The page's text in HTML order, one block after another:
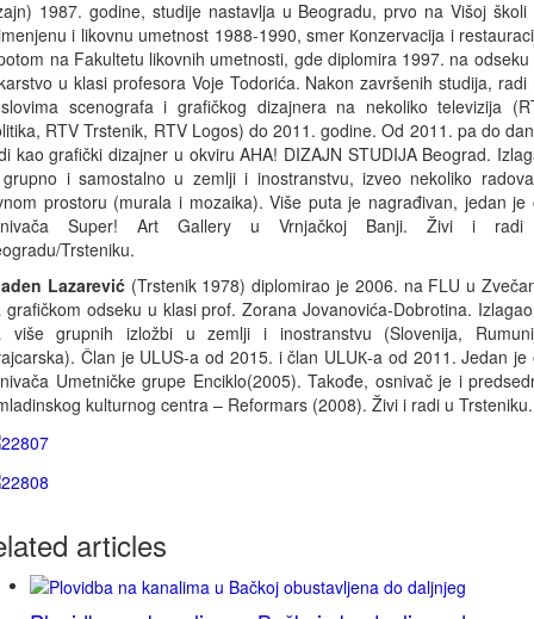
1987. godine, studije nastavlja u Beogradu, prvo na Višoj školi
i likovnu umetnost 1988-1990, smer Кonzervacija i
na Fakultetu likovnih umetnosti, gde diplomira 1997. na odseku
u klasi profesora Voje Todorića. Nakon završenih studija, radi
scenografa i grafičkog dizajnera na nekoliko televizija
RTV Trstenik, RTV Logos) do 2011. godine. Od 2011. pa do
kao grafički dizajner u okviru AHA! DIZAJN STUDIJA Beograd.
i samostalno u zemlji i inostranstvu, izveo nekoliko
prostoru (murala i mozaika). Više puta je nagrađivan, jedan je
Super! Art Gallery u Vrnjačkoj Banji. Živi i
Trsteniku.
Lazarević(Trstenik 1978) diplomirao je 2006. na FLU u
grafičkom odseku u klasi prof. Zorana Jovanovića-Dobrotina.
više grupnih izložbi u zemlji i inostranstvu (Slovenija,
Član je ULUS-a od 2015. i član ULUК-a od 2011. Jedan je
Umetničke grupe Enciklo(2005). Takođe, osnivač je i
kulturnog centra – Reformars (2008). Živi i radi u Trsteniku.
articles